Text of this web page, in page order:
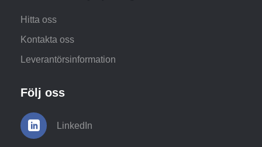
Hitta oss
Kontakta oss
Leverantörsinformation
Följ oss
LinkedIn